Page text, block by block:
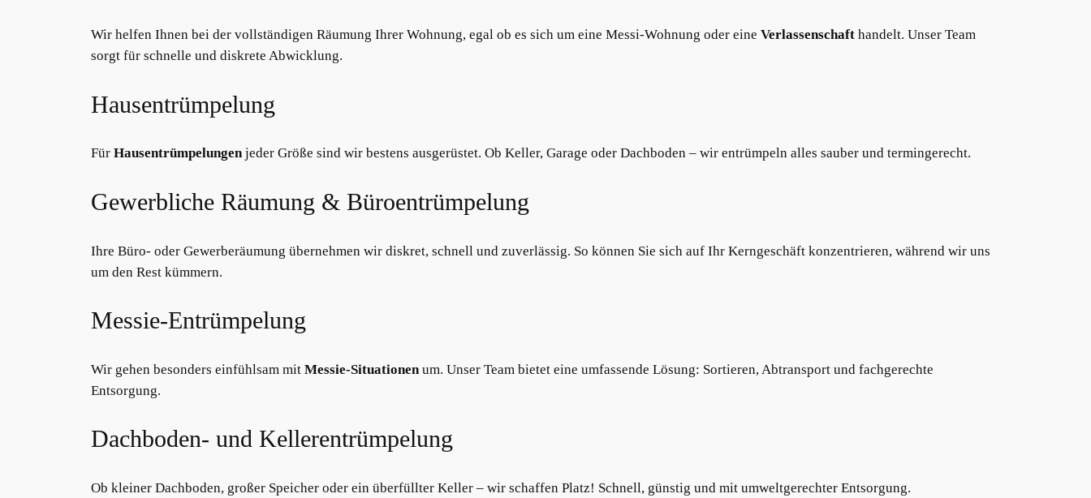
Wir helfen Ihnen bei der vollständigen Räumung Ihrer Wohnung, egal ob es sich um eine Messi-Wohnung oder eine Verlassenschaft handelt. Unser Team
sorgt für schnelle und diskrete Abwicklung.
Hausentrümpelung
Für Hausentrümpelungenjeder Größe sind wir bestens ausgerüstet. Ob Keller, Garage oder Dachboden – wir entrümpeln alles sauber und termingerecht.
Gewerbliche Räumung & Büroentrümpelung
Ihre Büro- oder Gewerberäumung übernehmen wir diskret, schnell und zuverlässig. So können Sie sich auf Ihr Kerngeschäft konzentrieren, während wir uns
um den Rest kümmern.
Messie-Entrümpelung
Wir gehen besonders einfühlsam mit Messie-Situationenum. Unser Team bietet eine umfassende Lösung: Sortieren, Abtransport und fachgerechte
Entsorgung.
Dachboden- und Kellerentrümpelung
Ob kleiner Dachboden, großer Speicher oder ein überfüllter Keller – wir schaffen Platz! Schnell, günstig und mit umweltgerechter Entsorgung.